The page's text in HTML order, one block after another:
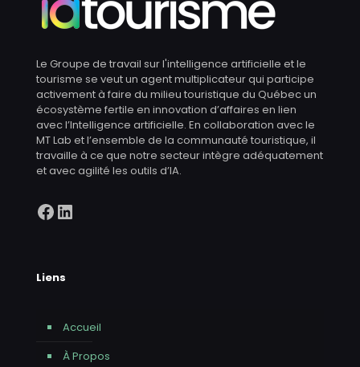
Le Groupe de travail sur l'intelligence artificielle et le
tourisme se veut un agent multiplicateur qui participe
activement à faire du milieu touristique du Québec un
écosystème fertile en innovation d’affaires en lien
avec l’Intelligence artificielle. En collaboration avec le
MT Lab et l’ensemble de la communauté touristique, il
travaille à ce que notre secteur intègre adéquatement
et avec agilité les outils d’IA.
Facebook
LinkedIn
Liens
Accueil
À Propos